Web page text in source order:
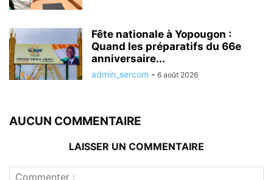
Fête nationale à Yopougon :
Quand les préparatifs du 66e
anniversaire...
admin_sercom - 6 août 2026
AUCUN COMMENTAIRE
LAISSER UN COMMENTAIRE